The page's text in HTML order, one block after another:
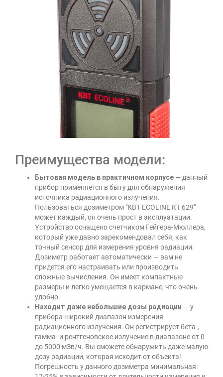
Преимущества модели:
Бытовая модель в практичном корпусе — данный
прибор применяется в быту для обнаружения
источника радиационного излучения.
Пользоваться дозиметром "КВТ ECOLINE КТ 629"
может каждый, он очень прост в эксплуатации.
Устройство оснащено счетчиком Гейгера-Мюллера,
который уже давно зарекомендовал себя, как
точный сенсор для измерения уровня радиации.
Дозиметр работает автоматически — вам не
придется его настраивать или производить
сложные вычисления. Он имеет компактные
размеры и легко умещается в кармане, что очень
удобно.
Находит даже небольшие дозы радиации — у
прибора широкий диапазон измерения
радиационного излучения. Он регистрирует бета-,
гамма- и рентгеновское излучение в диапазоне от 0
до 5000 мЗв/ч. Вы сможете обнаружить даже малую
дозу радиации, которая исходит от объекта!
Погрешность у данного дозиметра минимальная: